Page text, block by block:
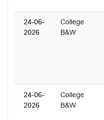
24-06-
2026
College
B&W
24-06-
2026
College
B&W